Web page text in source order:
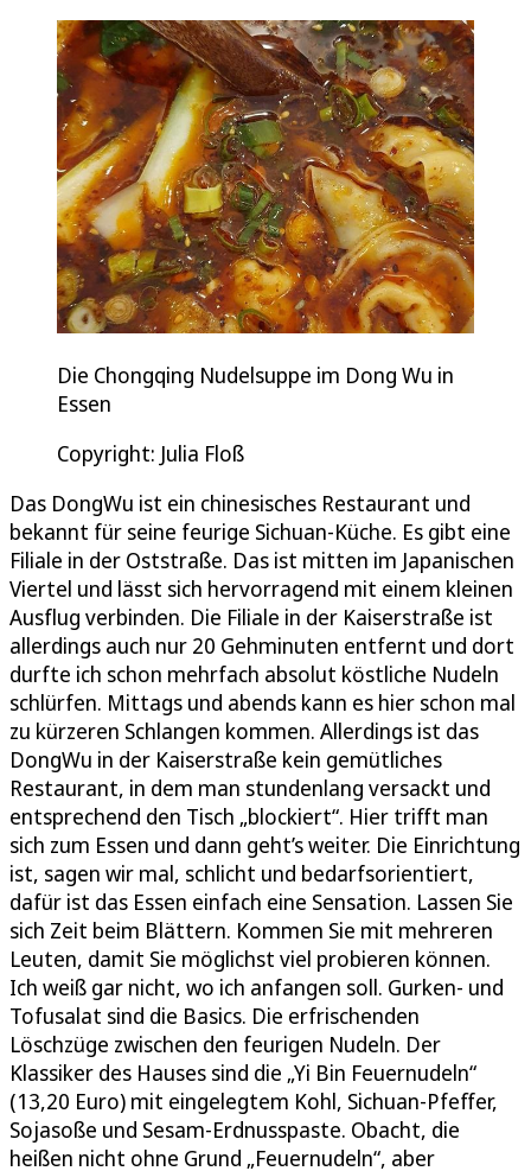
Die Chongqing Nudelsuppe im Dong Wu in
Essen
Copyright: Julia Floß
Das DongWu ist ein chinesisches Restaurant und
bekannt für seine feurige Sichuan-Küche. Es gibt eine
Filiale in der Oststraße. Das ist mitten im Japanischen
Viertel und lässt sich hervorragend mit einem kleinen
Ausflug verbinden. Die Filiale in der Kaiserstraße ist
allerdings auch nur 20 Gehminuten entfernt und dort
durfte ich schon mehrfach absolut köstliche Nudeln
schlürfen. Mittags und abends kann es hier schon mal
zu kürzeren Schlangen kommen. Allerdings ist das
DongWu in der Kaiserstraße kein gemütliches
Restaurant, in dem man stundenlang versackt und
entsprechend den Tisch „blockiert“. Hier trifft man
sich zum Essen und dann geht’s weiter. Die Einrichtung
ist, sagen wir mal, schlicht und bedarfsorientiert,
dafür ist das Essen einfach eine Sensation. Lassen Sie
sich Zeit beim Blättern. Kommen Sie mit mehreren
Leuten, damit Sie möglichst viel probieren können.
Ich weiß gar nicht, wo ich anfangen soll. Gurken- und
Tofusalat sind die Basics. Die erfrischenden
Löschzüge zwischen den feurigen Nudeln. Der
Klassiker des Hauses sind die „Yi Bin Feuernudeln“
(13,20 Euro) mit eingelegtem Kohl, Sichuan-Pfeffer,
Sojasoße und Sesam-Erdnusspaste. Obacht, die
heißen nicht ohne Grund „Feuernudeln“, aber